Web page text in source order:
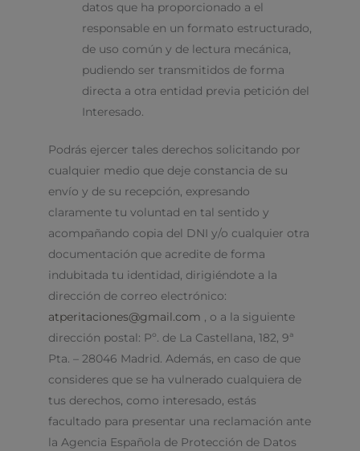
datos que ha proporcionado a el
responsable en un formato estructurado,
de uso común y de lectura mecánica,
pudiendo ser transmitidos de forma
directa a otra entidad previa petición del
Interesado.
Podrás ejercer tales derechos solicitando por
cualquier medio que deje constancia de su
envío y de su recepción, expresando
claramente tu voluntad en tal sentido y
acompañando copia del DNI y/o cualquier otra
documentación que acredite de forma
indubitada tu identidad, dirigiéndote a la
dirección de correo electrónico:
atperitaciones@gmail.com , o a la siguiente
dirección postal: Pº. de La Castellana, 182, 9ª
Pta. – 28046 Madrid. Además, en caso de que
consideres que se ha vulnerado cualquiera de
tus derechos, como interesado, estás
facultado para presentar una reclamación ante
la Agencia Española de Protección de Datos